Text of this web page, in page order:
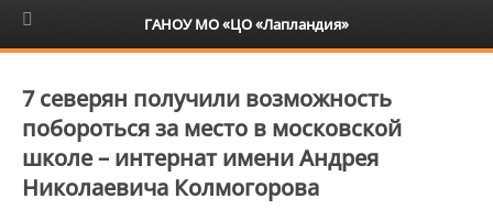
6+
7 северян получили возможность
побороться за место в московской
школе – интернат имени Андрея
Николаевича Колмогорова
ГАНОУ МО «ЦО «Лапландия»